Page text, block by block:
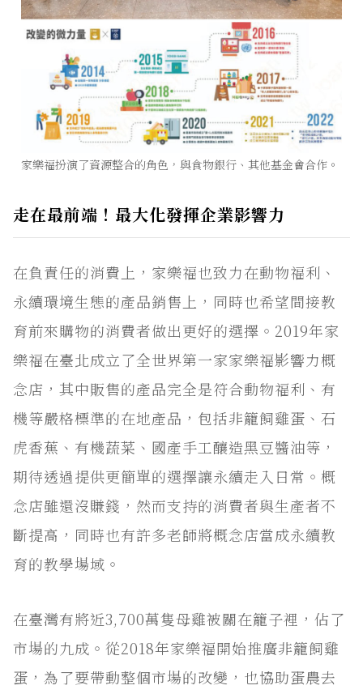
家樂福扮演了資源整合的角色，與食物銀行、其他基金會合作。
走在最前端！最大化發揮企業影響力
在負責任的消費上，家樂福也致力在動物福利、
永續環境生態的產品銷售上，同時也希望間接教
育前來購物的消費者做出更好的選擇。2019年家
樂福在臺北成立了全世界第一家家樂福影響力概
念店，其中販售的產品完全是符合動物福利、有
機等嚴格標準的在地產品，包括非籠飼雞蛋、石
虎香蕉、有機蔬菜、國產手工釀造黑豆醬油等，
期待透過提供更簡單的選擇讓永續走入日常。概
念店雖還沒賺錢，然而支持的消費者與生產者不
斷提高，同時也有許多老師將概念店當成永續教
育的教學場域。
在臺灣有將近3,700萬隻母雞被關在籠子裡，佔了
市場的九成。從2018年家樂福開始推廣非籠飼雞
蛋，為了要帶動整個市場的改變，也協助蛋農去